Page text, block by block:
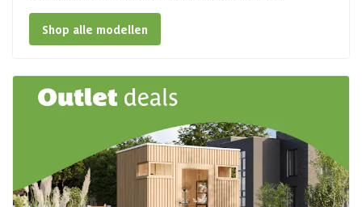
Shop alle modellen